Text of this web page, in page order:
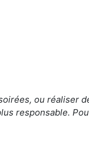
ou réaliser
responsable.